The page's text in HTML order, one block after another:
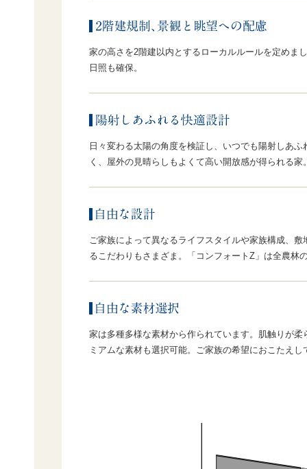
家の高さを2階建以内とするローカルルールを定めま
日照も確保。
日々変わる太陽の角度を検証し、いつでも陽射しあ
く、屋外の見晴らしもよくて高い開放感が得られる
ご家族によって異なるライフスタイルや家族構成、
るこだわりもさまざま。「コンフォートZ」は全農林
家は多種多様な素材から作られています。肌触りが
ミアムな素材も選択可能。ご家族の希望におこたえ